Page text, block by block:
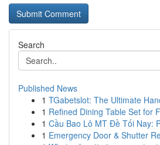
Search
Published News
1 TGabetslot: The Ultimate
1 Refined Dining Table Set for
1 Cầu Bao Lô MT Đề Tối Nay:
1 Emergency Door & Shutter